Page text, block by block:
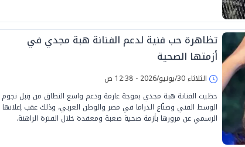
تظاهرة حب فنية لدعم الفنانة هبة مجدي في
أزمتها الصحية
الثلاثاء 30/يونيو/2026 - 12:38 ص
حظيت الفنانة هبة مجدي بموجة عارمة ودعم واسع النطاق من قِبل نجوم
الوسط الفني وصنّاع الدراما في مصر والوطن العربي، وذلك عقب إعلانها
الرسمي عن مرورها بأزمة صحية صعبة ومعقدة خلال الفترة الراهنة.